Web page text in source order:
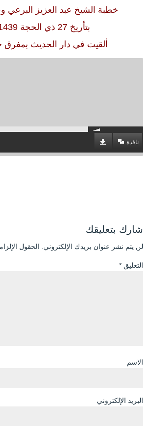
خطبة الشيخ عبد العزيز البرعي
بتأريخ 27 ذي الحجة 1439
ألقيت في دار الحديث
نافذة
شارك بتعليقك
لن يتم نشر عنوان بريدك الإلكتروني. الحقول
التعليق *
الاسم
البريد الإلكتروني